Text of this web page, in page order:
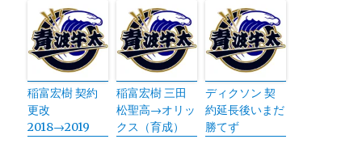
稲富宏樹 契約
更改
2018→2019
稲富宏樹 三田
松聖高→オリッ
クス（育成）
ディクソン 契
約延長後いまだ
勝てず